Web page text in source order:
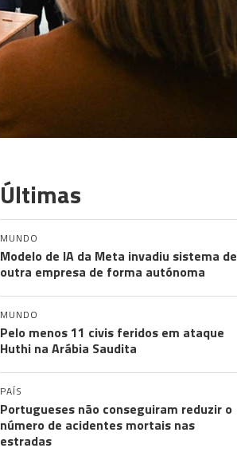
Últimas
MUNDO
Modelo de IA da Meta invadiu sistema de
outra empresa de forma autónoma
MUNDO
Pelo menos 11 civis feridos em ataque
Huthi na Arábia Saudita
PAÍS
Portugueses não conseguiram reduzir o
número de acidentes mortais nas
estradas